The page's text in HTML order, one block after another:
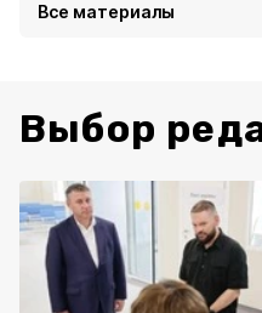
Все материалы
Выбор